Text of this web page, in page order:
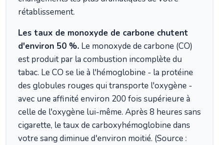
rétablissement.
Les taux de monoxyde de carbone chutent
d'environ 50 %. Le monoxyde de carbone (CO)
est produit par la combustion incomplète du
tabac. Le CO se lie à l'hémoglobine - la protéine
des globules rouges qui transporte l'oxygène -
avec une affinité environ 200 fois supérieure à
celle de l'oxygène lui-même. Après 8 heures sans
cigarette, le taux de carboxyhémoglobine dans
votre sang diminue d'environ moitié. (Source :